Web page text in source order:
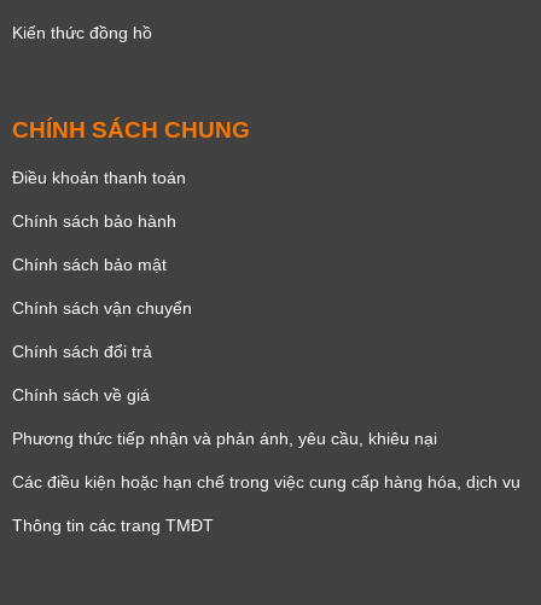
Kiến thức đồng hồ
CHÍNH SÁCH CHUNG
Điều khoản thanh toán
Chính sách bảo hành
Chính sách bảo mật
Chính sách vận chuyển
Chính sách đổi trả
Chính sách về giá
Phương thức tiếp nhận và phản ánh, yêu cầu, khiêu nại
Các điều kiện hoặc hạn chế trong việc cung cấp hàng hóa, dịch vụ
Thông tin các trang TMĐT